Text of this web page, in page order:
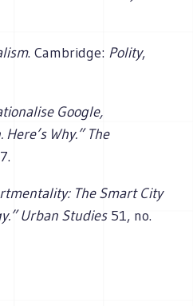
. Cambridge: Polity,
Google,
Why.” The
The Smart City
Urban Studies51, no.